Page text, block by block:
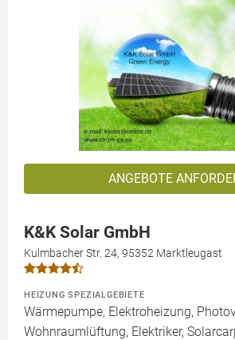
ANGEBOTE
K&K Solar GmbH
Kulmbacher Str. 24, 95352 Marktleugast
HEIZUNG SPEZIALGEBIETE
Wärmepumpe, Elektroheizung,
Wohnraumlüftung, Elektriker,